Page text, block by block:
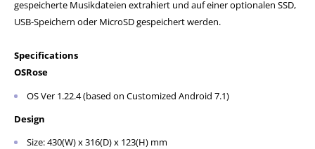
gespeicherte Musikdateien extrahiert und auf einer optionalen SSD,
USB-Speichern oder MicroSD gespeichert werden.
Specifications
OSRose
OS Ver 1.22.4 (based on Customized Android 7.1)
Design
Size: 430(W) x 316(D) x 123(H) mm